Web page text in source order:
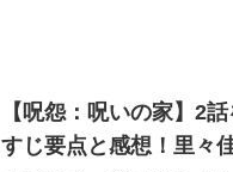
【呪怨：呪いの家】2
すじ要点と感想！里々